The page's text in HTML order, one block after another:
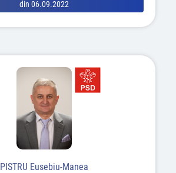
din 06.09.2022
PISTRU Eusebiu-Manea